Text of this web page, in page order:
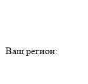
Ваш регион: